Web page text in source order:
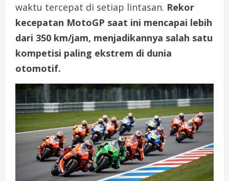
waktu tercepat di setiap lintasan. Rekor
kecepatan MotoGP saat ini mencapai lebih
dari 350 km/jam, menjadikannya salah satu
kompetisi paling ekstrem di dunia
otomotif.